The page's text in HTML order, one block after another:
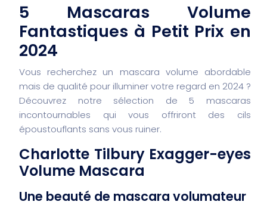
5 Mascaras Volume
Fantastiques à Petit Prix en
2024
Vous recherchez un mascara volume abordable
mais de qualité pour illuminer votre regard en 2024 ?
Découvrez notre sélection de 5 mascaras
incontournables qui vous offriront des cils
époustouflants sans vous ruiner.
Charlotte Tilbury Exagger-eyes
Volume Mascara
Une beauté de mascara volumateur